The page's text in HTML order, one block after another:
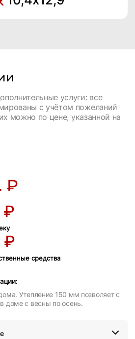
услуги: все
с учётом пожеланий
можно по цене, указанной на
₽
₽
₽
средства
Утепление 150 мм позволяет с
доме с весны по осень.